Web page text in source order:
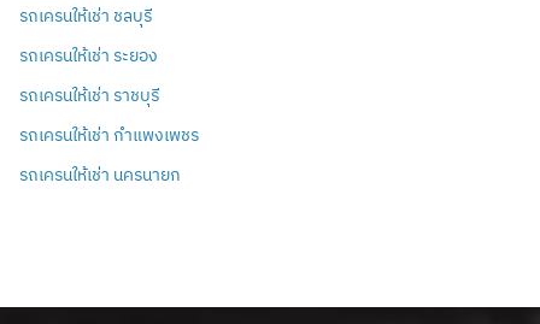
รถเครนให้เช่า ชลบุรี
รถเครนให้เช่า ระยอง
รถเครนให้เช่า ราชบุรี
รถเครนให้เช่า กำแพงเพชร
รถเครนให้เช่า นครนายก